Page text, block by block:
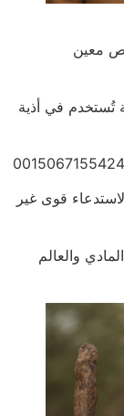
معين
تُستخدم في أذية
قوى غير
والعالم